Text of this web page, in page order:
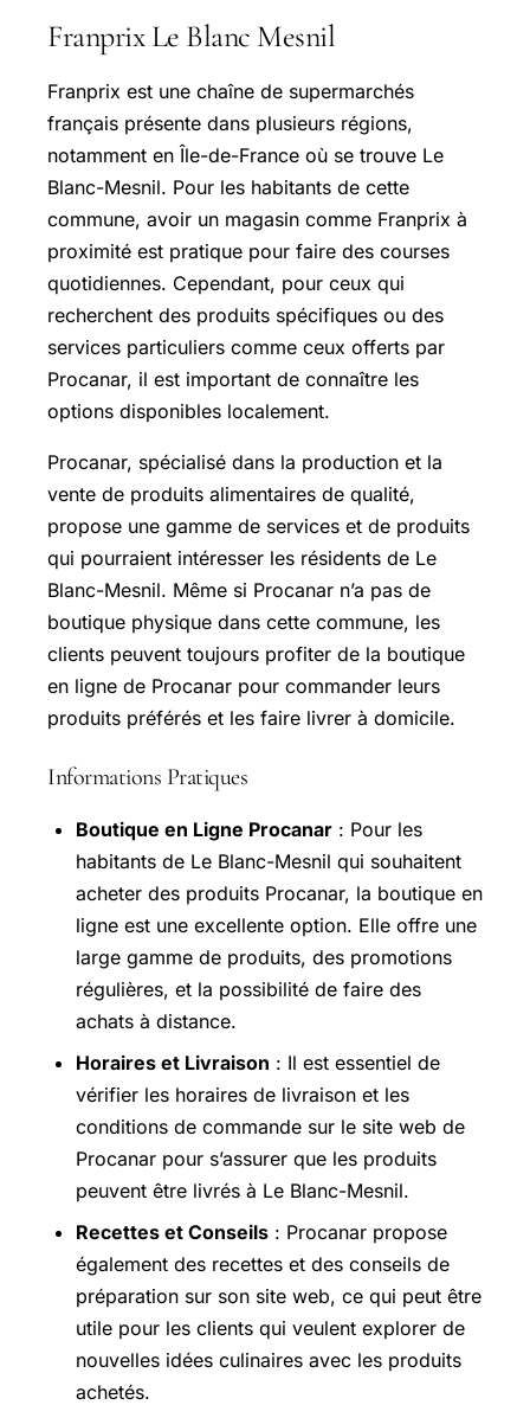
Franprix Le Blanc Mesnil
Franprix est une chaîne de supermarchés
français présente dans plusieurs régions,
notamment en Île-de-France où se trouve Le
Blanc-Mesnil. Pour les habitants de cette
commune, avoir un magasin comme Franprix à
proximité est pratique pour faire des courses
quotidiennes. Cependant, pour ceux qui
recherchent des produits spécifiques ou des
services particuliers comme ceux offerts par
Procanar, il est important de connaître les
options disponibles localement.
Procanar, spécialisé dans la production et la
vente de produits alimentaires de qualité,
propose une gamme de services et de produits
qui pourraient intéresser les résidents de Le
Blanc-Mesnil. Même si Procanar n’a pas de
boutique physique dans cette commune, les
clients peuvent toujours profiter de la boutique
en ligne de Procanar pour commander leurs
produits préférés et les faire livrer à domicile.
Informations Pratiques
Boutique en Ligne Procanar : Pour les
habitants de Le Blanc-Mesnil qui souhaitent
acheter des produits Procanar, la boutique en
ligne est une excellente option. Elle offre une
large gamme de produits, des promotions
régulières, et la possibilité de faire des
achats à distance.
Horaires et Livraison : Il est essentiel de
vérifier les horaires de livraison et les
conditions de commande sur le site web de
Procanar pour s’assurer que les produits
peuvent être livrés à Le Blanc-Mesnil.
Recettes et Conseils : Procanar propose
également des recettes et des conseils de
préparation sur son site web, ce qui peut être
utile pour les clients qui veulent explorer de
nouvelles idées culinaires avec les produits
achetés.